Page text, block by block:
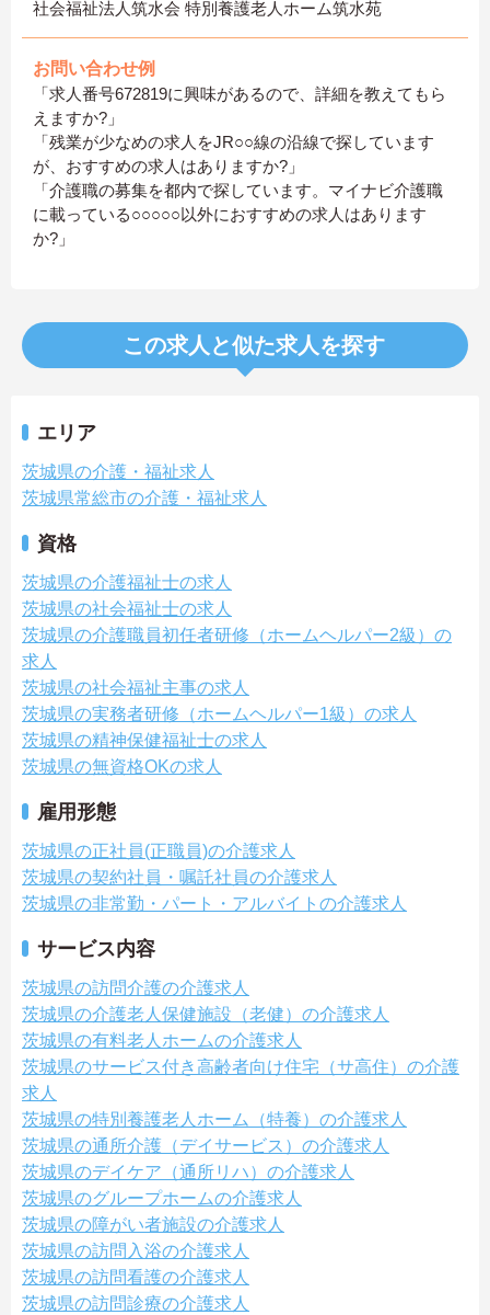
社会福祉法人筑水会 特別養護老人ホーム筑水苑
お問い合わせ例
「求人番号672819に興味があるので、詳細を教えてもら
えますか?」
「残業が少なめの求人をJR○○線の沿線で探しています
が、おすすめの求人はありますか?」
「介護職の募集を都内で探しています。マイナビ介護職
に載っている○○○○○以外におすすめの求人はあります
か?」
この求人と似た求人を探す
エリア
茨城県の介護・福祉求人
茨城県常総市の介護・福祉求人
資格
茨城県の介護福祉士の求人
茨城県の社会福祉士の求人
茨城県の介護職員初任者研修（ホームヘルパー2級）の
求人
茨城県の社会福祉主事の求人
茨城県の実務者研修（ホームヘルパー1級）の求人
茨城県の精神保健福祉士の求人
茨城県の無資格OKの求人
雇用形態
茨城県の正社員(正職員)の介護求人
茨城県の契約社員・嘱託社員の介護求人
茨城県の非常勤・パート・アルバイトの介護求人
サービス内容
茨城県の訪問介護の介護求人
茨城県の介護老人保健施設（老健）の介護求人
茨城県の有料老人ホームの介護求人
茨城県のサービス付き高齢者向け住宅（サ高住）の介護
求人
茨城県の特別養護老人ホーム（特養）の介護求人
茨城県の通所介護（デイサービス）の介護求人
茨城県のデイケア（通所リハ）の介護求人
茨城県のグループホームの介護求人
茨城県の障がい者施設の介護求人
茨城県の訪問入浴の介護求人
茨城県の訪問看護の介護求人
茨城県の訪問診療の介護求人